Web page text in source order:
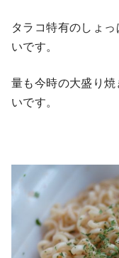
タラコ特有のしょ
いです。
量も今時の大盛り
いです。